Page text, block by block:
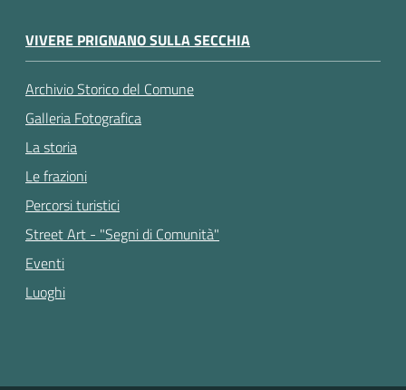
VIVERE PRIGNANO SULLA SECCHIA
Archivio Storico del Comune
Galleria Fotografica
La storia
Le frazioni
Percorsi turistici
Street Art - "Segni di Comunità"
Eventi
Luoghi